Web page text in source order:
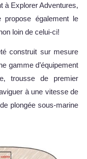
à Explorer Adventures,
également le
loin de celui-ci!
construit sur mesure
gamme d’équipement
trousse de premier
à une vitesse de
plongée sous-marine